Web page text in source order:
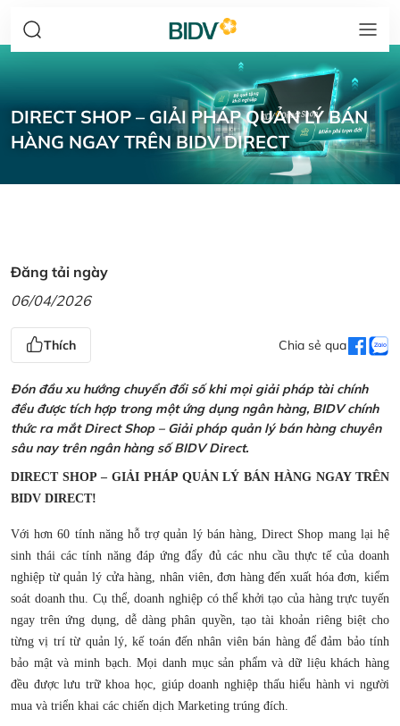
DIRECT SHOP – GIẢI PHÁP QUẢN LÝ BÁN
HÀNG NGAY TRÊN BIDV DIRECT
Đăng tải ngày
06/04/2026
Thích Chia sẻ qua
Đón đầu xu hướng chuyển đổi số khi mọi giải pháp tài chính
đều được tích hợp trong một ứng dụng ngân hàng, BIDV chính
thức ra mắt Direct Shop – Giải pháp quản lý bán hàng chuyên
sâu nay trên ngân hàng số BIDV Direct.
DIRECT SHOP – GIẢI PHÁP QUẢN LÝ BÁN HÀNG NGAY TRÊN
BIDV DIRECT!
Với hơn 60 tính năng hỗ trợ quản lý bán hàng, Direct Shop mang lại hệ
sinh thái các tính năng đáp ứng đẩy đủ các nhu cầu thực tế của doanh
nghiệp từ quản lý cửa hàng, nhân viên, đơn hàng đến xuất hóa đơn, kiểm
soát doanh thu. Cụ thể, doanh nghiệp có thể khởi tạo của hàng trực tuyến
ngay trên ứng dụng, dễ dàng phân quyền, tạo tài khoản riêng biệt cho
từng vị trí từ quản lý, kế toán đến nhân viên bán hàng để đảm bảo tính
bảo mật và minh bạch. Mọi danh mục sản phẩm và dữ liệu khách hàng
đều được lưu trữ khoa học, giúp doanh nghiệp thấu hiểu hành vi người
mua và triển khai các chiến dịch Marketing trúng đích.